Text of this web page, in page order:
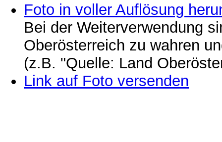
Foto in voller Auflösung
Bei der Weiterverwendung
Oberösterreich zu wahren
(z.B. "Quelle: Land
Link auf Foto versenden